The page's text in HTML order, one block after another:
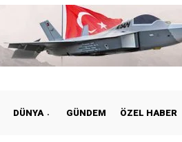
DÜNYA GÜNDEM ÖZEL HABER